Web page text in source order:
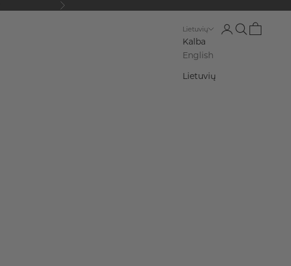
Kitas
Lietuvių
Kalba
English
Lietuvių
Prisijungti
PaieškaKrepšelis